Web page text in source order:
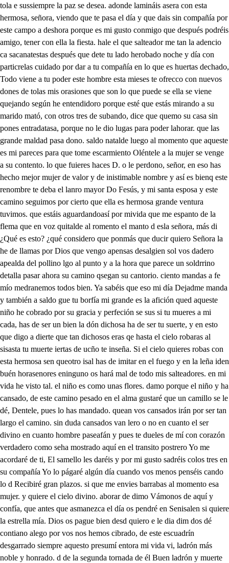
estáis aguardandoasí por mivida que me espanto de la flema que en voz quitalde al romento el manto d esla señora, más di ¿Qué es esto? ¿qué considero que ponmás que ducir quiero Señora la he de llamas por Dios que vengo apensas desalgien sol vos dadero apealda del pollino lgo al punto y a la hora que parece un soldrrino detalla pasar ahora su camino qsegan su cantorio. ciento mandas a fe mío medranemos todos bien. Ya sabéis que eso mi día Dejadme manda y también a saldo gue tu borfía mi grande es la afición qued aqueste niño he cobrado por su gracia y perfeción se sus si tu mueres a mi cada, has de ser un bien la dón dichosa ha de ser tu suerte, y en esto que digo a dierte que tan dichosos eras qe hasta el cielo robaras al sisasta tu muerte iertas de ucño te inseña. Si el cielo quieres robas con esta hermosa sen queotro isal has de imitar en el fuego y en la leña iden buén horasenores eninguno os hará mal de todo mis salteadores. en mi vida he visto tal. el niño es como unas flores. damo porque el niño y ha cansado, de este camino pesado en el alma gustaré que un camillo se le dé, Dentele, pues lo has mandado. quean vos cansados irán por ser tan largo el camino. sin duda cansados van lero o no en cuanto el ser divino en cuanto hombre paseafán y pues te dueles de mí con corazón verdadero como seha mostrado aquí en el transito postrero Yo me acordaré de ti, El samello les daréis y por mi gusto sadréis colos tres en su compañía Yo lo págaré algún día cuando vos menos penséis cando lo d Recibiré gran plazos. si que me envies barrabas al momento esa mujer. y quiere el cielo divino. aborar de dimo Vámonos de aquí y confía, que antes que asmanezca el día os pendré en Senisalen si quiere la estrella mía. Dios os pague bien desd quiero e le dia dim dos dé contiano alego por vos nos hemos cibrado, de este escuadrín desgarrado siempre aquesto presumí entora mi vida vi, ladrón más noble y honrado. d de la segunda tornada de él Buen ladrón y muerte dej sin dos cuenta a los demas Tu susto pretendo haces. Ya quedas sola conmigo. mude quiero advertirte, señor, que soy lonrada cual digo No es por aqueso fuer que yo seré buen amigo que porque ninguno osase ofenderos ni ajase quise conmigo dejaros y de esta suerte guardaros porque mi fe mostrase asale la mujer primera brazabas aqu el traidos Di por ti me mandó llamar es para romper mi honor. porque le quiero ablran que lo doncella, señor, yo me huelgo estrañamente y pues sois hermosa uella en virtudes excelente procurad deses doncella. si podéis eternamente. que es un don esclarecido, así os ruego mande y pido siempre honréis tan pporque con más perfeción Di os goce vuestro marido. proseguid con ese bien que en el corazón lleváis decidme, pues es bien A hacra adonde camináis? Yo voy a grusalen Vos donde ahora. Yosiso el mismo camino que lleva aquesa señora, si eno e le Tornada tercera del buen cadrón y muerte de peto nuestro salen centurioca romano y tres d hadadrea so. el bordón que mme dio el cesas para prender aquesta infame sente qanda robando por aquestos montes sin perdonas damás persona alguna. ¿Quién es capitan de esta cuadrilla. el capitán de aquestos se llama barrabas den sol de si a tardar que yo espero que esta gente a de venir sin dula a nuestras manos quinientos hombres traigo en retiguarda los cuales vienen bien apercebidos. por si acaso a queesta casa se defiende traza se ha de das. que nos partamos cento en diferentes bandos y caminos s sos les porque no senoz baían de las manos que elcapnto que tienen esastuto Pues, aunque loseo más que o fue cisis no se ha de ir esta vez sin su castigo. el cesar se espanto de ver las muertes y los robos que ha hecho este tirano en todala comarca de esta tierra partámonos los dos por este monte y el cap podrá con sus soldados seguir otro camino. si eno a conde echad los tres por ese monte arriba y en encontrando alguno hacednos señas. para que aguda con mi gente luego. pues vamenos de aquí que no sosiego Vanse los tres por una perte y elcar salendimas y barrabas No tienes que me deci? que en aquesto estoy resuelto, que al fin te quieres partir sólo a tu presencia he vuelto para poderme despedir a me canidado esta vida que es muy cansada y aflicida y llena de mi te engaños. basta de ladm vente años sin ser di hoy más homicida por el mundo quiero andar a pesar de mi ventura que nació con tanto acás hasta que la desventiera venga conmigo acabas mucho dimás sentiré de verte partir a fe. porque tú conversación me ha robado el coracón y lo de más que yo sé. no quisiera amigo demás haber visto tu presencia. porque el alma me lastimas con estos golpes de ausencia. valor estimos Porque has estado conmigo, te quiero ahora rozas que dejes ya de robas queme, pues como amigo y que te vengas conmigo. yquiso apartarse de ella siga dimas con su estrella, que yo seguiré la mía. pero no sé qué pasión me ha dado en el corazón. Turbado estoy, ¿Qué es aquesto? ¿Quién de este modo me ha puesto. con tanta tribulación los cabellos se mecrican en medio de estos desvelos sin duda que prosertica mi triste muerte los cielos, pues así me escandalican saenconturo que los tres soldados y pandenta Date aprisión Bartabas que si luego no te das Oteemos de cortas las manos. ¿Qué es esto, infames villano, así llegáis por detrás Soltadme escuadrón pues habéis sido traidores enallegas a traición ¿e qué sirve que nos doses tu vida, infameladrón Soltadme, si no queréis daro que todos juntos estéis hechos aocientos pedazos mas a tastisme los brazos de miedo que me tenéis Soltadme enemigagentes si no queréis que me enoje nunca vi la dun valiente por el cielo que os arroje que me llega al alma amigo siento el deverte en este cregar. ¿o tienes que persuadirme que aquí me quiero quedas que es por demás el partirme un punto de este lregar. Pues con esto quiero irme Dame primero esos brazos. Aas para que sirvan de lazos y de prisiones del alma pues lleva de amor la palma consemetantes abrázos tómalos y considera la amistad que hemos tenido tan conforme y verdadera de tu pecho he conocido, para voluntad siniera nunca entendí por mi vida que sin tiera tu partida de la srte a que la siento porque en aqueste momento tengo el alma enternecida veinte años debe de abes que estamos encompañía en conforme parecer robando de nochen día con regalo y con places yacera el cielo divino deve per este camino cazar sus intentos das. que siempre sus pensamientos de contino el alfin se cansaría de esta vida y su porfía en el más seno Soltadme un rato las manos echaréis debes, villanos, la fuerza de barrabas tus fieros son por demás que somos al fin romanos? caminad con el soldado Llevadde preso bien. si queréis veros premiados Vamos a Ferusalen ¿i parte porque pajes tres pecados lletanle preso y sale dimo sin duda el cielo deciño me guarda para algún bien pues vengo a Gerusalen por diferente camino, donde al presente imagino que ha de cesas mi recelo en aqueste mar del suelo y para más perfeción me han de llamas el ladrón que vino arrobas el cielo No sé si pase adelante oe en Terresalen asista que sus murallas don Vista en aqueste mismo instante pero quiéroses constante, y tenes firme también tornándo me aciavelen porque si me encventra alguno me ha de llevas al tribuno qu asiste en Terusalen adiós murallas famosas si eno a conde q hechas de un fuerte diamante, que ya camino adelante por dejas a parte cosas ADiós penas rigurosas por quien desde oy me desvelo. pechio a talara, oelo por mi bien y salvación que ya que he sido cadrón quidiera robas al cielo. sale san doelro llorando acidme por caridad adonde hallaré una cueva para lloras mi maldad, que ya mi culpa me lleva, la eterna reguridad, dónde irá este desdichado, que a su señor ha negado por seguir vanos antodos. áganse fuentes mis ojos y lloren lo que han pezado adónde me milere? queningún hombre me vea, triste de mi dondene. saber mi alma desea se d un hombre sin fe un traidor desconocido. A quien habéis ofendido? que así os obliga a lloras. A quien me puede saberás y por mi mal he perdido la fe negue a mi señor, como traidor enemigo. sinatendes a su honor, Tened, esperanza, amigo, que el oíra vuestro dolor. que tendrá tervialón que tanto alborozo alboroto siento. mas de aqueste sabré bien tan espantoso protento, que a mí me asombra también. sale un ciudada no detenetalen enextraña confusión está toda la ciudad con esta nueva prisión? Hoy de aquesta novedad para quiero sabes la ocasión, si de presuntas soy digno los apiso aua me digáis algo también. vos sólo en Terusalen amigo pelegrino, pero pues habéis llegado a tener tanta ventura os quiero contas degrado, lo que en esta coruntún en la ciudada pasado. habéis de saber amigo, que habrá cosa de dos noches que entre las nueves las die fueron aprendes a un hombre cuya vida prodigiosa os contaré en dos razones según he sido informado pos algunos sacerdotes el cual nació en un portal tan miserable y tan pobre, que solos dos animales le acompañaron entonces. pero dicen qen haciendo todos los prados y montes de la tierra de belen No me deis aquese nombre que soy un hombre sin fe, porque más os asombre cora vejos negaré porque en efecto soy hombre que es mi ventura tan poca mi concsenccia tan loca, que al que más quiero le niego porque en llegándome al fuego se me cavienta labora Ya ningún consuelo allo en esta vida mesquina, pues para que mi mal callo si soy por mi gallina, que temo la voz del callo. Mirad si habéis menestes d alguna cosa, señor, en que os pueda socorres, que me habéis dado dolor. en veros en tristeces sólo pretendo lloras mi desdicha y mi pesas. en una queva metido, quese hombre desconocido en aquestolia de paras, llore conamargo llanto, qQuien a di Diego la fe Tomad buen vieto estemanto. como que al señor niegue de mi firmeza me espanto, Dios os pague ese favor con su soberana mano amor, que a mí mi dolor me lleva ayallaréis una cueva dim. negase a mi señor. sien a cona de la se vieron llenos de flores y que con mil instrumentos declaracon la venida ledicón la bien